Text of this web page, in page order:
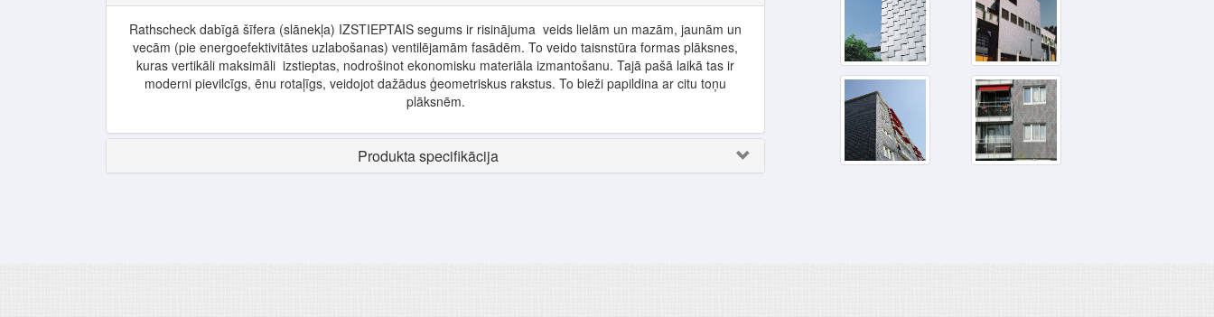
Rathscheck dabīgā šīfera (slānekļa) IZSTIEPTAIS segums ir risinājuma veids lielām un mazām, jaunām un
vecām (pie energoefektivitātes uzlabošanas) ventilējamām fasādēm. To veido taisnstūra formas plāksnes,
kuras vertikāli maksimāli izstieptas, nodrošinot ekonomisku materiāla izmantošanu. Tajā pašā laikā tas ir
moderni pievilcīgs, ēnu rotaļīgs, veidojot dažādus ģeometriskus rakstus. To bieži papildina ar citu toņu
plāksnēm.
Produkta specifikācija